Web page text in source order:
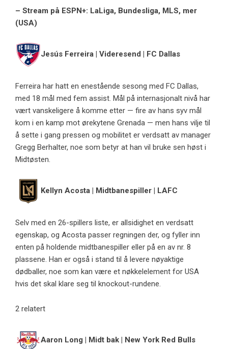
– Stream på ESPN+: LaLiga, Bundesliga, MLS, mer
(USA)
Jesús Ferreira | Videresend | FC Dallas
Ferreira har hatt en enestående sesong med FC Dallas,
med 18 mål med fem assist. Mål på internasjonalt nivå har
vært vanskeligere å komme etter — fire av hans syv mål
kom i en kamp mot ørekytene Grenada — men hans vilje til
å sette i gang pressen og mobilitet er verdsatt av manager
Gregg Berhalter, noe som betyr at han vil bruke sen høst i
Midtøsten.
Kellyn Acosta | Midtbanespiller | LAFC
Selv med en 26-spillers liste, er allsidighet en verdsatt
egenskap, og Acosta passer regningen der, og fyller inn
enten på holdende midtbanespiller eller på en av nr. 8
plassene. Han er også i stand til å levere nøyaktige
dødballer, noe som kan være et nøkkelelement for USA
hvis det skal klare seg til knockout-rundene.
2 relatert
Aaron Long | Midt bak | New York Red Bulls